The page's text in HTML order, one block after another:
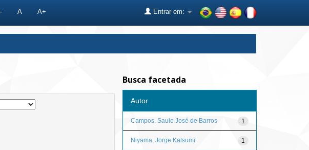
A A+ Entrar em:
Busca facetada
Autor
1
Campos, Saulo José de Barros
1
Niyama, Jorge Katsumi